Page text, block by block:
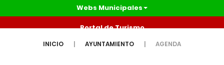
Webs Municipales
Portal de Turismo
INICIO AYUNTAMIENTO AGENDA